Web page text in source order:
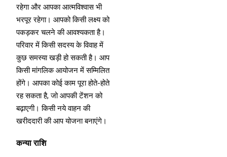
रहेगा और आपका आत्मविश्वास भी
भरपूर रहेगा। आपको किसी लक्ष्य को
पकड़कर चलने की आवश्यकता है।
परिवार में किसी सदस्य के विवाह में
कुछ समस्या खड़ी हो सकती है। आप
किसी मांगलिक आयोजन में सम्मिलित
होंगे। आपका कोई काम पूरा होते-होते
रह सकता है, जो आपकी टेंशन को
बढ़ाएगी। किसी नये वाहन की
खरीददारी की आप योजना बनाएंगे।
कन्या राशि